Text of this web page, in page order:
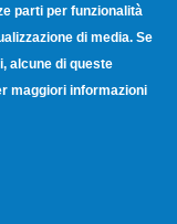
parti per funzionalità
di media. Se
alcune di queste
maggiori informazioni